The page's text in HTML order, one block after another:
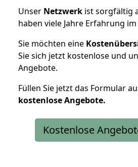
Unser Netzwerk ist sorgfältig
haben viele Jahre Erfahrung
Sie möchten eine
Sie sich jetzt kostenlose und
Angebote.
Füllen Sie jetzt das Formular
kostenloseAngebote.
Kostenlose